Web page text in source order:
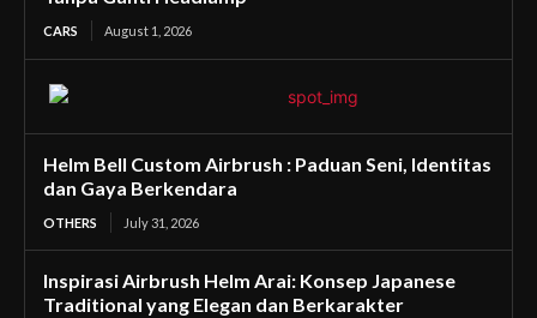
CARS August 1, 2026
Helm Bell Custom Airbrush : Paduan Seni, Identitas
dan Gaya Berkendara
OTHERS July 31, 2026
Inspirasi Airbrush Helm Arai: Konsep Japanese
Traditional yang Elegan dan Berkarakter